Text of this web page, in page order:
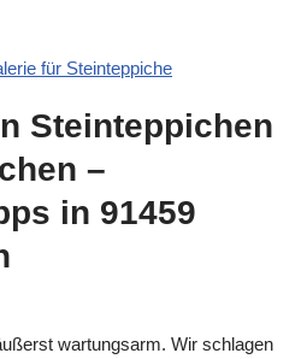
für Steinteppiche
Steinteppichen
–
in 91459
wartungsarm. Wir schlagen